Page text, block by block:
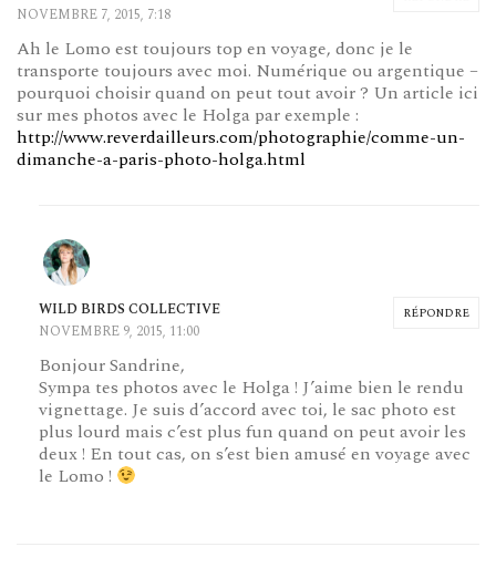
NOVEMBRE 7, 2015, 7:18
Ah le Lomo est toujours top en voyage, donc je le
transporte toujours avec moi. Numérique ou argentique –
pourquoi choisir quand on peut tout avoir ? Un article ici
sur mes photos avec le Holga par exemple :
http://www.reverdailleurs.com/photographie/comme-un-
dimanche-a-paris-photo-holga.html
RÉPONDRE
WILD BIRDS COLLECTIVE
NOVEMBRE 9, 2015, 11:00
Bonjour Sandrine,
Sympa tes photos avec le Holga ! J’aime bien le rendu
vignettage. Je suis d’accord avec toi, le sac photo est
plus lourd mais c’est plus fun quand on peut avoir les
deux ! En tout cas, on s’est bien amusé en voyage avec
le Lomo !